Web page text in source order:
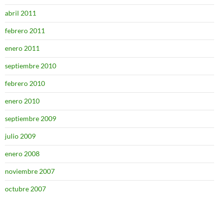
abril 2011
febrero 2011
enero 2011
septiembre 2010
febrero 2010
enero 2010
septiembre 2009
julio 2009
enero 2008
noviembre 2007
octubre 2007